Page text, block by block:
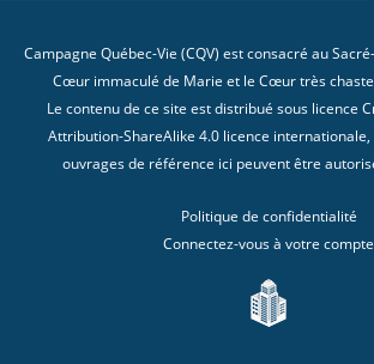
Campagne Québec-Vie (CQV) est consacré au
Cœur immaculé de Marie et le Cœur très chaste
Le contenu de ce site est distribué sous licence
Attribution-ShareAlike 4.0 licence internationale
ouvrages de référence ici peuvent être
Politique de confidentialité
Connectez-vous à votre compte